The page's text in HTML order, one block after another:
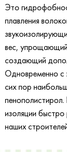
Это
плавления
вес,
создающий
Одновременно с
сих пор
изоляции
наших